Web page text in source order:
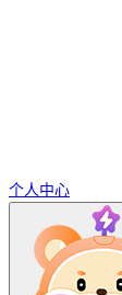
个人中心